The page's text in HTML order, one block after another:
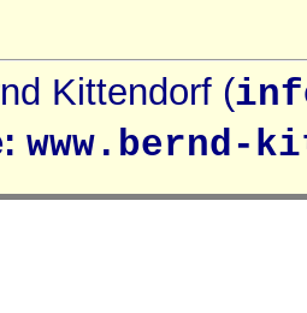
Kittendorf (
www.bernd-